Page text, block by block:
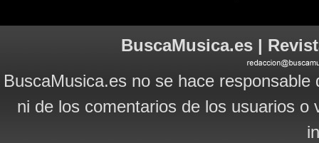
BuscaMusica.es |
BuscaMusica.es no se hace
ni de los comentarios de los usuarios